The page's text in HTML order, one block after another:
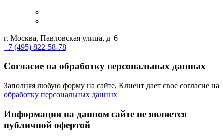
г. Москва, Павловская улица, д. 6
+7 (495) 822-58-78
Согласие на обработку персональных данных
Заполняя любую форму на сайте, Клиент дает свое согласие на
обработку персональных данных
Информация на данном сайте не является
публичной офертой